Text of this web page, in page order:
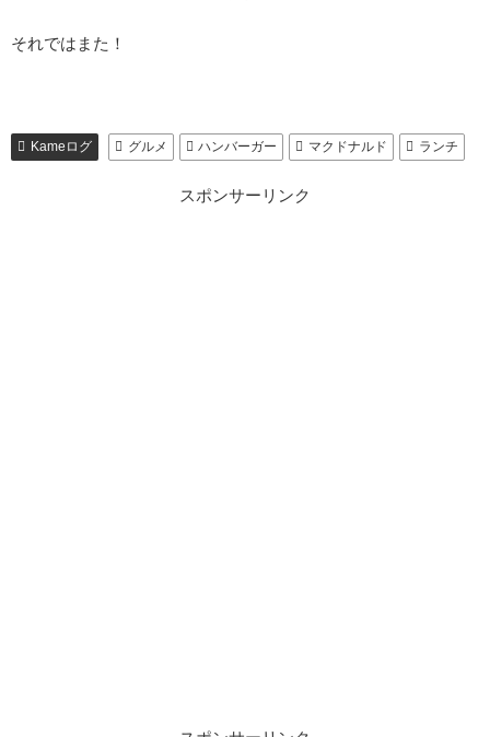
それではまた！
Kameログ グルメ ハンバーガー マクドナルド ランチ
スポンサーリンク